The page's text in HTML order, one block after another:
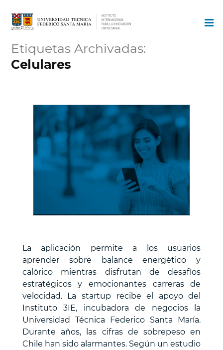
contenido
Etiquetas Archivadas:
Celulares
La aplicación permite a los usuarios
aprender sobre balance energético y
calórico mientras disfrutan de desafíos
estratégicos y emocionantes carreras de
velocidad. La startup recibe el apoyo del
Instituto 3IE, incubadora de negocios la
Universidad Técnica Federico Santa María.
Durante años, las cifras de sobrepeso en
Chile han sido alarmantes. Según un estudio